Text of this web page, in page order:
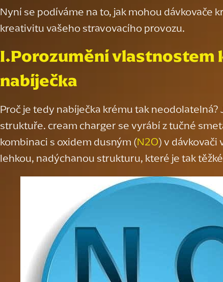
Nyní se podíváme na to, jak mohou dávkovače
kreativitu vašeho stravovacího provozu.
I.Porozumění vlastnostem
nabíječka
Proč je tedy nabíječka krému tak
struktuře. cream charger se vyrábí z tučné
kombinaci s oxidem dusným (N2O) v
lehkou, nadýchanou strukturu, které je tak